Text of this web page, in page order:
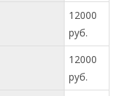
12000
руб.
12000
руб.